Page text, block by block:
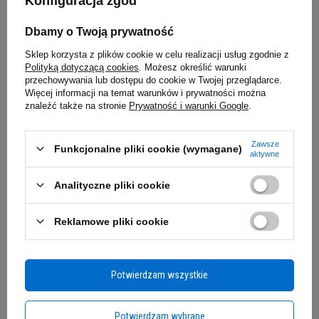
Protein Bar Crunchy od DZiK to wysokobiałkowy
baton, który dostarcza aż 30g białka w każdej
porcji. Dzięki idealnemu zbilansowaniu
makroskładników stanowi doskonałe wsparcie
dla osób aktywnych fizycznie, pomagając w
budowie masy mięśniowej i regeneracji po
intensywnym wysiłku. Jego wyjątkowa, chrupiąca
tekstura i głęboki smak sprawiają, że jest to nie
możesz zabrać ze sobą wszędzie - do pracy, na
siłownię czy w podróż.
ZMIEŃ SWOJE PODEJŚCIE DO
BODY ATTACK Baton Yambam -
55g
6,20 zł
0,11 zł / g
BESTSELLER
Zapytaj o produkt
Dbamy o Twoją prywatność
Sklep korzysta z plików cookie w celu realizacji usług zgodnie z
Polityką dotyczącą cookies . Możesz określić warunki
przechowywania lub dostępu do cookie w Twojej przeglądarce.
Więcej informacji na temat warunków i prywatności można
znaleźć także na stronie Prywatność i warunki Google
Funkcjonalne pliki cookie (wymagane)
Zawsze
aktywne
Analityczne pliki cookie
Reklamowe pliki cookie
Potwierdzam wybrane
Potwierdzam wszystkie